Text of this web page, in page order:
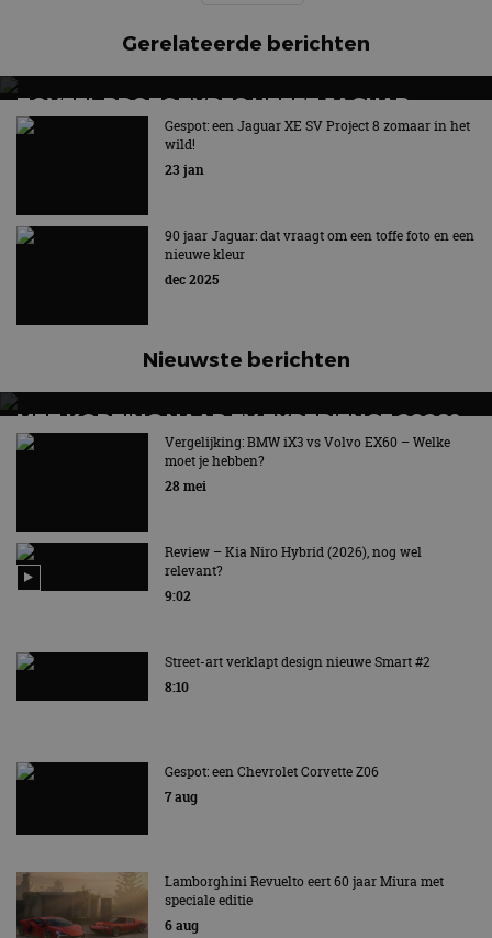
Gerelateerde berichten
ZOVEEL PROTOTYPES HEEFT JAGUAR
GEBOUWD VAN ZIJN VIERDEURS GT
100% elektrische vierdeurs GT krijgt meer dan 1.000 pk
Gespot: een Jaguar XE SV Project 8 zomaar in het
wild!
23 jan
90 jaar Jaguar: dat vraagt om een toffe foto en een
nieuwe kleur
dec 2025
Nieuwste berichten
MET KORTING NAAR EV EXPERIENCE 2026?
AUTORAI REGELT HET!
EV Experience 2026 van 24 tot 26 september
Vergelijking: BMW iX3 vs Volvo EX60 – Welke
moet je hebben?
28 mei
Review – Kia Niro Hybrid (2026), nog wel
relevant?
9:02
Street-art verklapt design nieuwe Smart #2
8:10
Gespot: een Chevrolet Corvette Z06
7 aug
Lamborghini Revuelto eert 60 jaar Miura met
speciale editie
6 aug